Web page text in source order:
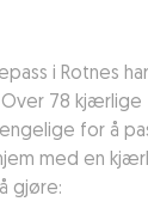
i Rotnes
78 kjærlige
for å
med en
gjøre: